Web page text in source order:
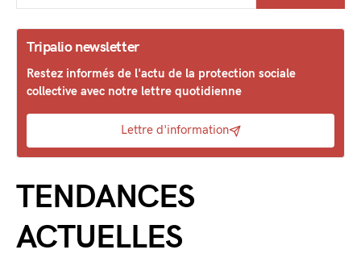
Tripalio newsletter
Restez informés de l'actu de la protection sociale
collective avec notre lettre quotidienne
Lettre d'information
TENDANCES
ACTUELLES